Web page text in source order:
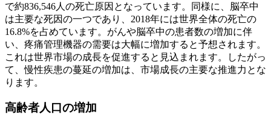
で約836,546人の死亡原因となっています。同様に、脳卒中
は主要な死因の一つであり、2018年には世界全体の死亡の
16.8%を占めています。がんや脳卒中の患者数の増加に伴
い、疼痛管理機器の需要は大幅に増加すると予想されます。
これは世界市場の成長を促進すると見込まれます。したがっ
て、慢性疾患の蔓延の増加は、市場成長の主要な推進力とな
ります。
高齢者人口の増加